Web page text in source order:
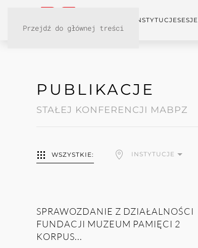
Przejdź do głównej treści
INSTYTUCJESESJE
PUBLIKACJE
STAŁEJ KONFERENCJI MABPZ
WSZYSTKIE: INSTYTUCJE
SPRAWOZDANIE Z DZIAŁALNOŚCI
FUNDACJI MUZEUM PAMIĘCI 2
KORPUS...